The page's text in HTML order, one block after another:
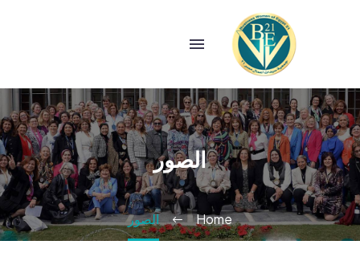
الصور
Home الصور